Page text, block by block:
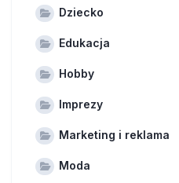
Dziecko
Edukacja
Hobby
Imprezy
Marketing i reklama
Moda